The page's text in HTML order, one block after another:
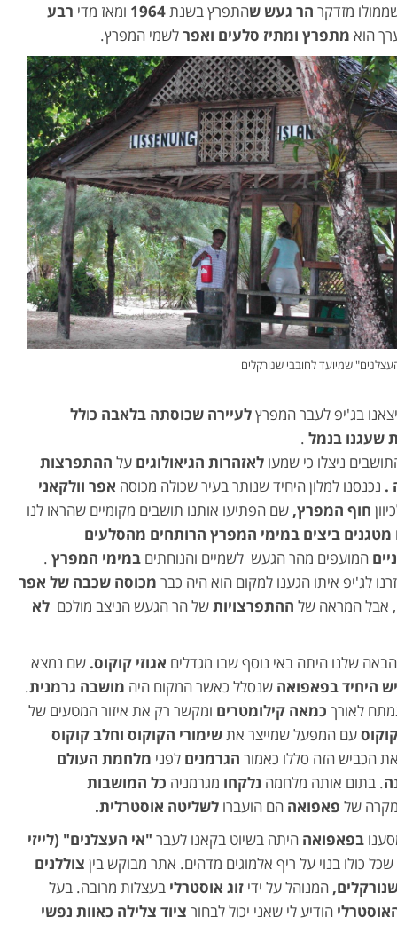
מזדקר הר געש שהתפרץ בשנת ומאז מדי רבע
הוא מתפרץ ומתיז סלעים ואפרלשמי המפרץ.
שמיועד לחובבי שנורקלים
בג'יפ לעבר המפרץלעיירה שכוסתה בלאבה כולל
שעגנו בנמל .
ניצלו כי שמעו לאזהרות הגיאולוגים על ההתפרצות
. נכנסנו למלון היחיד שנותר בעיר שכולה מכוסה אפר וולקאני
חוף המפרץ, שם הפתיעו אותנו תושבים מקומיים שהראו לנו
מטגנים ביצים במימי המפרץ הרותחים מהסלעים
המועפים מהר הגעש לשמיים והנוחתים במימי המפרץ .
לג'יפ איתו הגענו למקום הוא היה כבר מכוסה שכבה של אפר
, אבל המראה של ההתפרצויותשל הר הגעש הניצב מולכם לא
שלנו היתה באי נוסף שבו מגדלים אגוזי קוקוס. שם נמצא
היחיד בפאפואה שנסלל כאשר המקום היה מושבה גרמנית.
לאורך כמאה קילומטרים ומקשר רק את איזור המטעים של
עם המפעל שמייצר אתשימורי הקוקוס וחלב קוקוס
הכביש הזה סללו כאמור הגרמנים לפני מלחמת העולם
. בתום אותה מלחמה נלקחו מגרמניה כל המושבות
של פאפואה הם הועברו לשליטה אוסטרלית.
בפאפואה היתה בשיוט בקאנו לעבר "אי העצלנים" (לייזי
שכל כולו בנוי על ריף אלמוגים מדהים. אתר מבוקש בין צוללנים
המנוהל על ידי זוג אוסטרלי בעצלות מרובה. בעל
הודיע לי שאני יכול לבחור ציוד צלילה כאוות נפשי